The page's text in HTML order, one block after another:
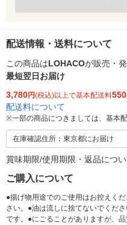
配送情報・送料について
この商品はLOHACOが販売・発
最短翌日お届け
3,780円(税込)以上で基本配送料550
配送料について
※一部の商品につきましては、基本
在庫確認住所：東京都にお届け
賞味期限/使用期限・返品につ
ご購入について
●揚げ物用途でのご使用はお控えく
さい。●油は流しに捨てないでくだ
です。●にごることがありますが、